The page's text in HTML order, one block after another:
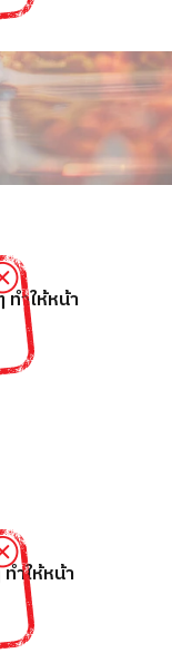
ทำให้หน้า
ำให้หน้า